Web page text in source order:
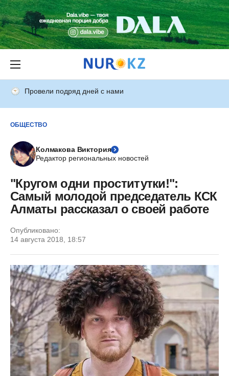
Провели подряд дней с нами
ОБЩЕСТВО
Колмакова Виктория
Редактор региональных новостей
"Кругом одни проститутки!":
Самый молодой председатель КСК
Алматы рассказал о своей работе
Опубликовано:
14 августа 2018, 18:57